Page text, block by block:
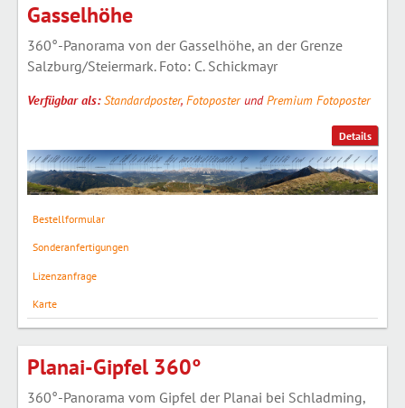
Details
Gasselhöhe
360°-Panorama von der Gasselhöhe, an der Grenze
Salzburg/Steiermark. Foto: C. Schickmayr
Verfügbar als:Standardposter, FotoposterundPremium Fotoposter
Bestellformular
Sonderanfertigungen
Lizenzanfrage
Karte
Planai-Gipfel 360°
360°-Panorama vom Gipfel der Planai bei Schladming,